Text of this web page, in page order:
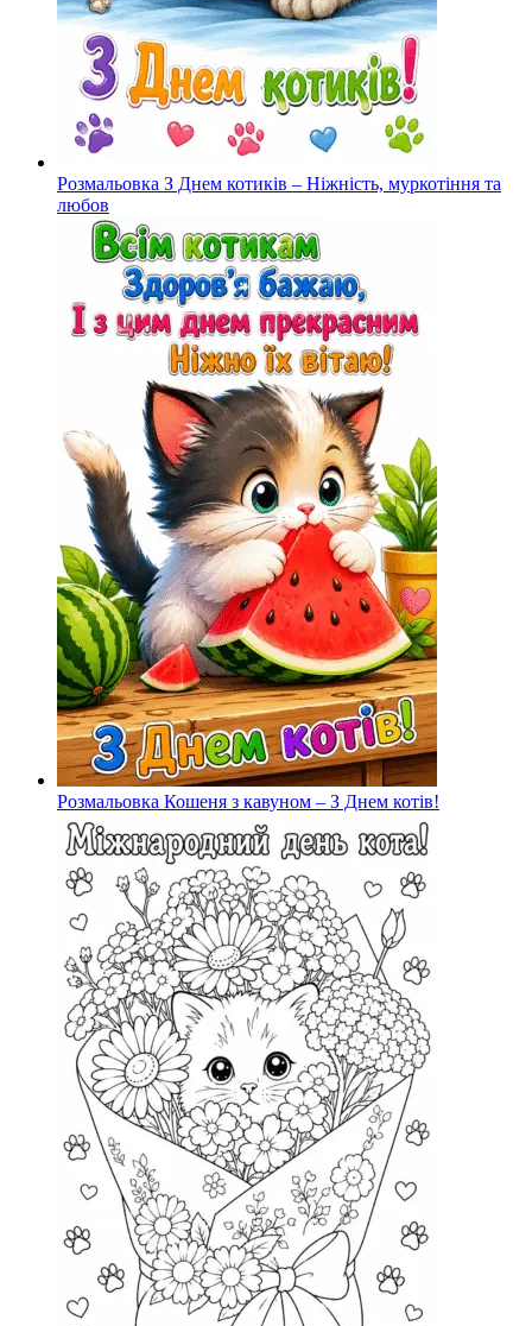
Розмальовка З Днем котиків – Ніжність, муркотіння та
любов
Розмальовка Кошеня з кавуном – З Днем котів!